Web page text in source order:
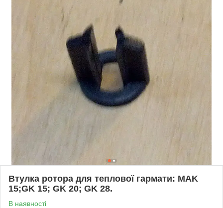
Втулка ротора для теплової гармати: MAK
15;GK 15; GK 20; GK 28.
В наявності